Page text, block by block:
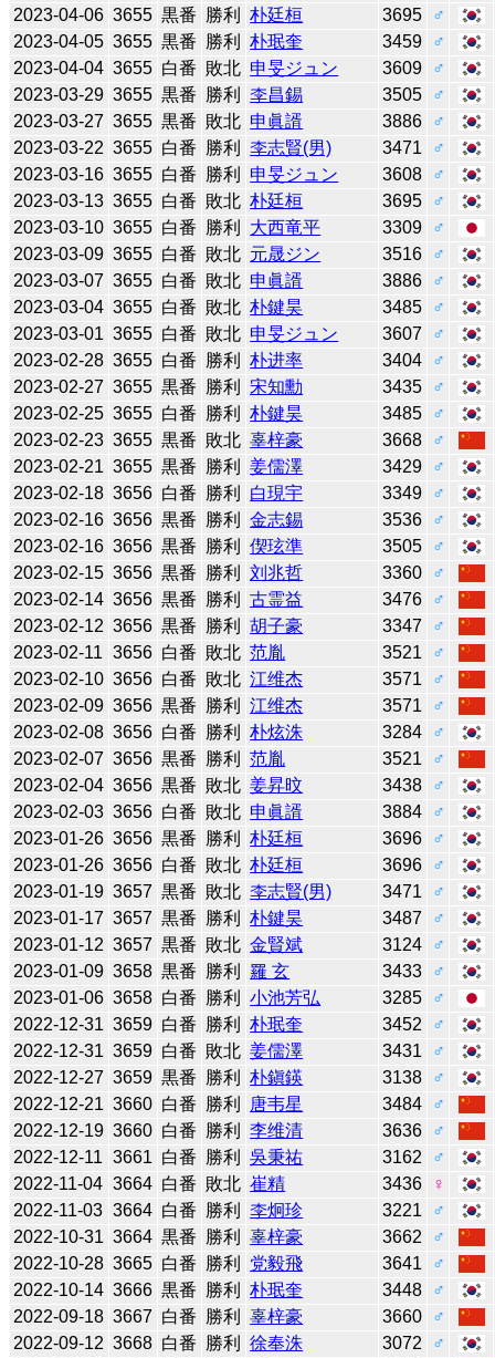
2023-04-06 3655 黒番 勝利 朴廷桓 3695
♂
2023-04-05 3655 黒番 勝利 朴珉奎 3459
♂
2023-04-04 3655 白番 敗北 申旻ジュン 3609
♂
2023-03-29 3655 黒番 勝利 李昌錫 3505
♂
2023-03-27 3655 黒番 敗北 申眞諝 3886
♂
2023-03-22 3655 白番 勝利 李志賢(男) 3471
♂
2023-03-16 3655 白番 勝利 申旻ジュン 3608
♂
2023-03-13 3655 白番 敗北 朴廷桓 3695
♂
2023-03-10 3655 白番 勝利 大西竜平 3309
♂
2023-03-09 3655 白番 敗北 元晟ジン 3516
♂
2023-03-07 3655 白番 敗北 申眞諝 3886
♂
2023-03-04 3655 白番 敗北 朴鍵昊 3485
♂
2023-03-01 3655 白番 敗北 申旻ジュン 3607
♂
2023-02-28 3655 白番 勝利 朴进率 3404
♂
2023-02-27 3655 黒番 勝利 宋知勳 3435
♂
2023-02-25 3655 白番 勝利 朴鍵昊 3485
♂
2023-02-23 3655 黒番 敗北 辜梓豪 3668
♂
2023-02-21 3655 黒番 勝利 姜儒澤 3429
♂
2023-02-18 3656 白番 勝利 白現宇 3349
♂
2023-02-16 3656 黒番 勝利 金志錫 3536
♂
2023-02-16 3656 黒番 勝利 偰玹準 3505
♂
2023-02-15 3656 黒番 勝利 刘兆哲 3360
♂
2023-02-14 3656 黒番 勝利 古霊益 3476
♂
2023-02-12 3656 黒番 勝利 胡子豪 3347
♂
2023-02-11 3656 白番 敗北 范胤 3521
♂
2023-02-10 3656 白番 敗北 江维杰 3571
♂
2023-02-09 3656 黒番 勝利 江维杰 3571
♂
2023-02-08 3656 白番 勝利 朴炫洙 3284
♂
2023-02-07 3656 黒番 勝利 范胤 3521
♂
2023-02-04 3656 黒番 敗北 姜昇旼 3438
♂
2023-02-03 3656 白番 敗北 申眞諝 3884
♂
2023-01-26 3656 黒番 勝利 朴廷桓 3696
♂
2023-01-26 3656 白番 敗北 朴廷桓 3696
♂
2023-01-19 3657 黒番 敗北 李志賢(男) 3471
♂
2023-01-17 3657 黒番 勝利 朴鍵昊 3487
♂
2023-01-12 3657 黒番 敗北 金賢斌 3124
♂
2023-01-09 3658 黒番 勝利 羅 玄 3433
♂
2023-01-06 3658 白番 勝利 小池芳弘 3285
♂
2022-12-31 3659 白番 勝利 朴珉奎 3452
♂
2022-12-31 3659 白番 敗北 姜儒澤 3431
♂
2022-12-27 3659 黒番 勝利 朴鎭鍈 3138
♂
2022-12-21 3660 白番 勝利 唐韦星 3484
♂
2022-12-19 3660 白番 勝利 李维清 3636
♂
2022-12-11 3661 白番 勝利 吳秉祐 3162
♂
2022-11-04 3664 白番 敗北 崔精 3436
♀
2022-11-03 3664 白番 勝利 李炯珍 3221
♂
2022-10-31 3664 黒番 勝利 辜梓豪 3662
♂
2022-10-28 3665 白番 勝利 党毅飛 3641
♂
2022-10-14 3666 黒番 勝利 朴珉奎 3448
♂
2022-09-18 3667 白番 勝利 辜梓豪 3660
♂
2022-09-12 3668 白番 勝利 徐奉洙 3072
♂